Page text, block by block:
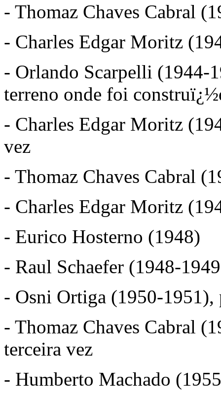
- Thomaz Chaves Cabral
- Charles Edgar Moritz
- Orlando Scarpelli (1944-
terreno onde foi
- Charles Edgar Moritz
vez
- Thomaz Chaves Cabral
- Charles Edgar Moritz
- Eurico Hosterno (1948)
- Raul Schaefer (1948-
- Osni Ortiga (1950-1951),
- Thomaz Chaves Cabral
terceira vez
- Humberto Machado